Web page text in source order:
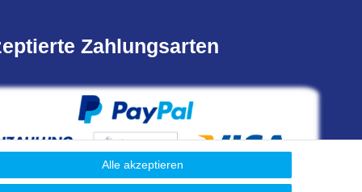
Zahlungsarten
Alle akzeptieren